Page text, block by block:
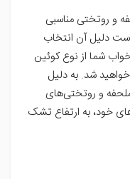
و روتختی مناسبی
دلیل آن انتخاب
شما از نوع کوئین
خواهید شد. به دلیل
و روتختی‌های
خود، به ارتفاع تشک